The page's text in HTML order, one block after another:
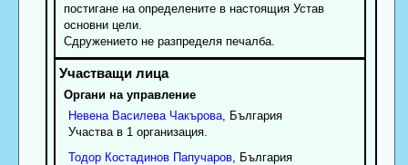
постигане на определените в настоящия Устав
основни цели.
Сдружението не разпределя печалба.
Органи на управление
Невена Василева Чакърова, България
Участва в 1 организация.
Тодор Костадинов Папучаров, България